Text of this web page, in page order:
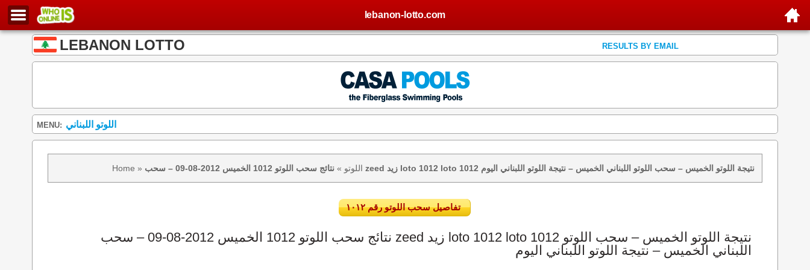
lebanon-lotto.com
LEBANON LOTTO RESULTS BY EMAIL
MENU: اللوتو اللبناني
Home » اللوتو » نتائج سحب اللوتو 1012 الخميس 2012-08-09 – سحب zeed زيد loto 1012 loto 1012 نتيجة اللوتو الخميس – سحب اللوتو اللبناني الخميس – نتيجة اللوتو اللبناني اليوم
تفاصيل سحب اللوتو رقم ١٠١٢
نتائج سحب اللوتو 1012 الخميس 2012-08-09 – سحب zeed زيد loto 1012 loto 1012 نتيجة اللوتو الخميس – سحب اللوتو
اللبناني الخميس – نتيجة اللوتو اللبناني اليوم